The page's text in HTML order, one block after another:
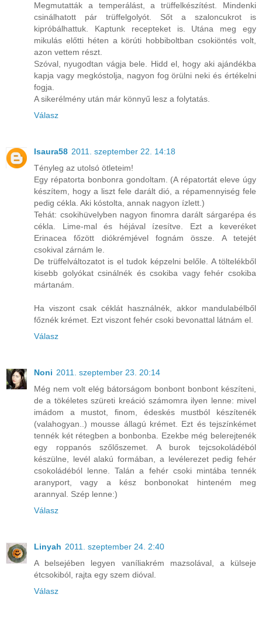
Megmutatták a temperálást, a trüffelkészítést. Mindenki
csinálhatott pár trüffelgolyót. Sőt a szaloncukrot is
kipróbálhattuk. Kaptunk recepteket is. Utána meg egy
mikulás előtti héten a körúti hobbiboltban csokiöntés volt,
azon vettem részt.
Szóval, nyugodtan vágja bele. Hidd el, hogy aki ajándékba
kapja vagy megkóstolja, nagyon fog örülni neki és értékelni
fogja.
A sikerélmény után már könnyű lesz a folytatás.
Válasz
Isaura58 2011. szeptember 22. 14:18
Tényleg az utolsó ötleteim!
Egy répatorta bonbonra gondoltam. (A répatortát eleve úgy
készítem, hogy a liszt fele darált dió, a répamennyiség fele
pedig cékla. Aki kóstolta, annak nagyon ízlett.)
Tehát: csokihüvelyben nagyon finomra darált sárgarépa és
cékla. Lime-mal és héjával ízesítve. Ezt a keveréket
Erinacea főzött diókrémjével fognám össze. A tetejét
csokival zárnám le.
De trüffelváltozatot is el tudok képzelni belőle. A töltelékből
kisebb golyókat csinálnék és csokiba vagy fehér csokiba
mártanám.
Ha viszont csak céklát használnék, akkor mandulabélből
főznék krémet. Ezt viszont fehér csoki bevonattal látnám el.
Válasz
Noni 2011. szeptember 23. 20:14
Még nem volt elég bátorságom bonbont bonbont készíteni,
de a tökéletes szüreti kreáció számomra ilyen lenne: mivel
imádom a mustot, finom, édeskés mustból készítenék
(valahogyan..) mousse állagú krémet. Ezt és tejszínkémet
tennék két rétegben a bonbonba. Ezekbe még belerejtenék
egy roppanós szőlőszemet. A burok tejcsokoládéból
készülne, levél alakú formában, a levélerezet pedig fehér
csokoládéból lenne. Talán a fehér csoki mintába tennék
aranyport, vagy a kész bonbonokat hinteném meg
arannyal. Szép lenne:)
Válasz
Linyah 2011. szeptember 24. 2:40
A belsejében legyen vaníliakrém mazsolával, a külseje
étcsokiból, rajta egy szem dióval.
Válasz